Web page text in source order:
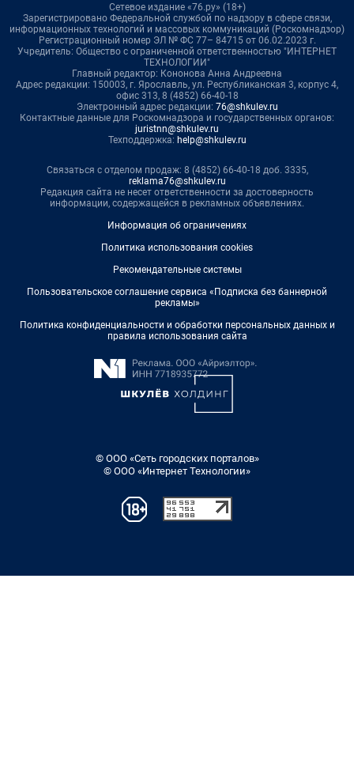
Сетевое издание «76.ру» (18+)
Зарегистрировано Федеральной службой по надзору в сфере связи,
информационных технологий и массовых коммуникаций (Роскомнадзор)
Регистрационный номер ЭЛ № ФС 77– 84715 от 06.02.2023 г.
Учредитель: Общество с ограниченной ответственностью "ИНТЕРНЕТ
ТЕХНОЛОГИИ"
Главный редактор: Кононова Анна Андреевна
Адрес редакции: 150003, г. Ярославль, ул. Республиканская 3, корпус 4,
офис 313, 8 (4852) 66-40-18
Электронный адрес редакции: 76@shkulev.ru
Контактные данные для Роскомнадзора и государственных органов:
juristnn@shkulev.ru
Техподдержка: help@shkulev.ru
Связаться с отделом продаж: 8 (4852) 66-40-18 доб. 3335,
reklama76@shkulev.ru
Редакция сайта не несет ответственности за достоверность
информации, содержащейся в рекламных объявлениях.
Информация об ограничениях
Политика использования cookies
Рекомендательные системы
Пользовательское соглашение сервиса «Подписка без баннерной
рекламы»
Политика конфиденциальности и обработки персональных данных и
правила использования сайта
© ООО «Сеть городских порталов»
© ООО «Интернет Технологии»